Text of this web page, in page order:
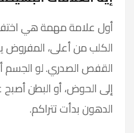
أول علامة مهمة هي
الكلب من أعلى، المفروض
القفص الصدري. لو
إلى الحوض، أو البطن
الدهون بدأت تتراكم.